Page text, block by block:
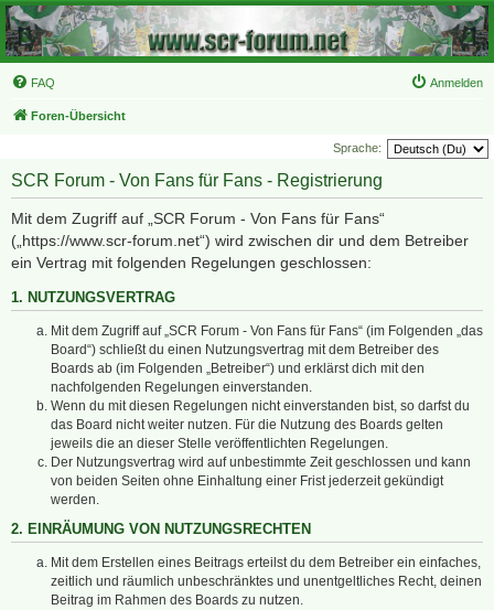
FAQ Anmelden
Foren-Übersicht
Sprache:
SCR Forum - Von Fans für Fans - Registrierung
Mit dem Zugriff auf „SCR Forum - Von Fans für Fans“
(„https://www.scr-forum.net“) wird zwischen dir und dem Betreiber
ein Vertrag mit folgenden Regelungen geschlossen:
1. NUTZUNGSVERTRAG
Mit dem Zugriff auf „SCR Forum - Von Fans für Fans“ (im Folgenden „das
Board“) schließt du einen Nutzungsvertrag mit dem Betreiber des
Boards ab (im Folgenden „Betreiber“) und erklärst dich mit den
nachfolgenden Regelungen einverstanden.
Wenn du mit diesen Regelungen nicht einverstanden bist, so darfst du
das Board nicht weiter nutzen. Für die Nutzung des Boards gelten
jeweils die an dieser Stelle veröffentlichten Regelungen.
Der Nutzungsvertrag wird auf unbestimmte Zeit geschlossen und kann
von beiden Seiten ohne Einhaltung einer Frist jederzeit gekündigt
werden.
2. EINRÄUMUNG VON NUTZUNGSRECHTEN
Mit dem Erstellen eines Beitrags erteilst du dem Betreiber ein einfaches,
zeitlich und räumlich unbeschränktes und unentgeltliches Recht, deinen
Beitrag im Rahmen des Boards zu nutzen.